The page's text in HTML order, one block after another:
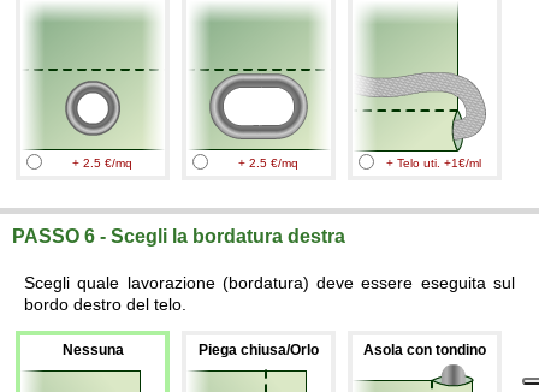
+ 2.5 €/mq + 2.5 €/mq + Telo uti. +1€/ml
PASSO 6 - Scegli la bordatura destra
Scegli quale lavorazione (bordatura) deve essere eseguita sul
bordo destro del telo.
Nessuna Piega chiusa/Orlo Asola con tondino